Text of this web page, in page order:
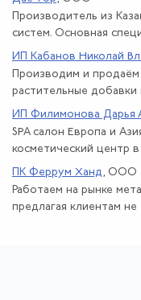
Производитель из
систем. Основная
ИП Кабанов Николай
Производим и продаём
растительные добавки
ИП Филимонова Дарья
SPA салон Европа и
косметический центр
ПК Феррум Ханд , ООО
Работаем на рынке
предлагая клиентам